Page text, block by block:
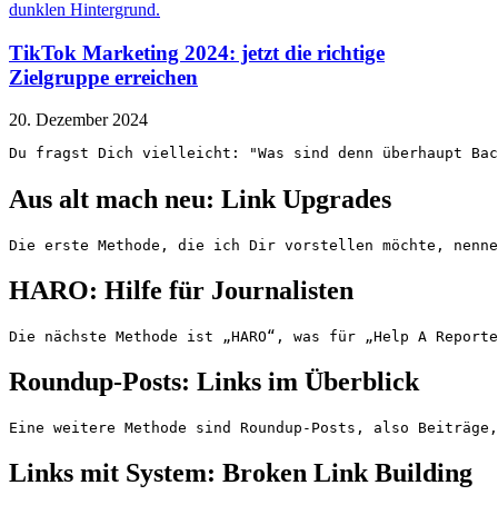
TikTok Marketing 2024: jetzt die richtige
Zielgruppe erreichen
20. Dezember 2024
Du fragst Dich vielleicht: "Was sind denn überhaupt
Aus alt mach neu: Link Upgrades
Die erste Methode, die ich Dir vorstellen möchte,
HARO: Hilfe für Journalisten
Die nächste Methode ist „HARO“, was für „Help A
Roundup-Posts: Links im Überblick
Eine weitere Methode sind Roundup-Posts, also
Links mit System: Broken Link Building